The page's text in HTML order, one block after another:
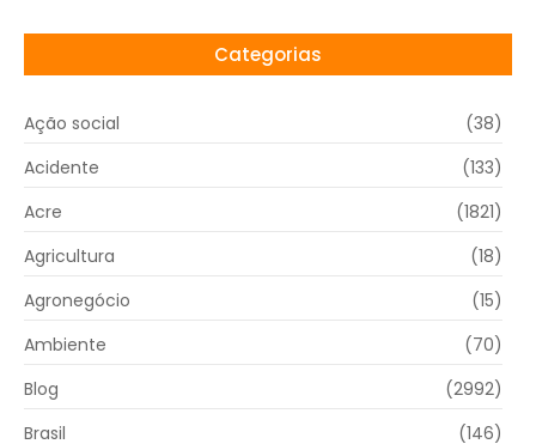
Categorias
Ação social
(38)
Acidente
(133)
Acre
(1821)
Agricultura
(18)
Agronegócio
(15)
Ambiente
(70)
Blog
(2992)
Brasil
(146)